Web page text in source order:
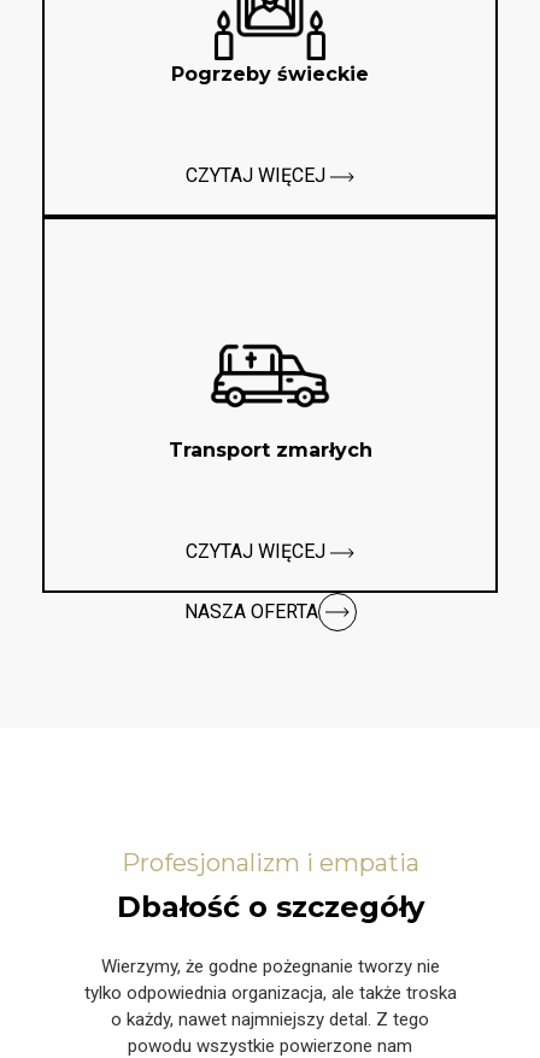
Pogrzeby świeckie
CZYTAJ WIĘCEJ
Transport zmarłych
CZYTAJ WIĘCEJ
NASZA OFERTA
Profesjonalizm i empatia
Dbałość o szczegóły
Wierzymy, że godne pożegnanie tworzy nie
tylko odpowiednia organizacja, ale także troska
o każdy, nawet najmniejszy detal. Z tego
powodu wszystkie powierzone nam